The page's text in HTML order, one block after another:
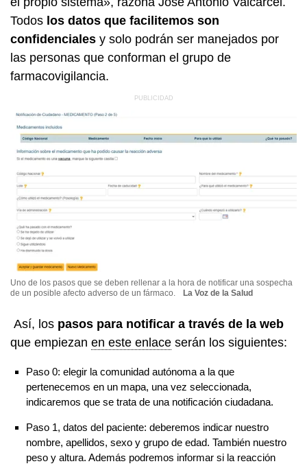
Todos los datos que facilitemos son
confidenciales y solo podrán ser manejados por
las personas que conforman el grupo de
farmacovigilancia.
Uno de los pasos que se deben rellenar a la hora de notificar una sospecha
de un posible afecto adverso de un fármaco.
La Voz de la Salud
Así, los pasos para notificar a través de la web
que empiezan en este enlace serán los siguientes:
Paso 0: elegir la comunidad autónoma a la que
pertenecemos en un mapa, una vez seleccionada,
indicaremos que se trata de una notificación ciudadana.
Paso 1, datos del paciente: deberemos indicar nuestro
nombre, apellidos, sexo y grupo de edad. También nuestro
peso y altura. Además podremos informar si la reacción